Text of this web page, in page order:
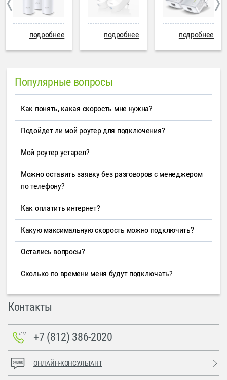
подробнее подробнее подробнее
Популярные вопросы
Как понять, какая скорость мне нужна?
Подойдет ли мой роутер для подключения?
Мой роутер устарел?
Можно оставить заявку без разговоров с менеджером
по телефону?
Как оплатить интернет?
Какую максимальную скорость можно подключить?
Остались вопросы?
Сколько по времени меня будут подключать?
Контакты
+7 (812) 386-2020
ОНЛАЙН-КОНСУЛЬТАНТ